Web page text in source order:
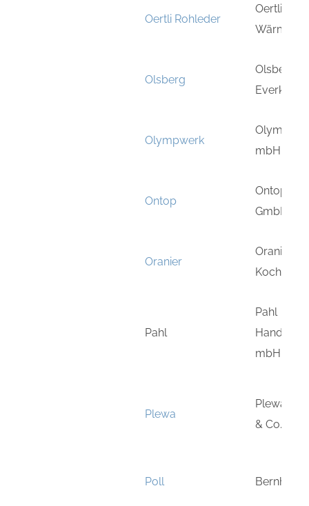
Oertli Rohleder
Oertli-
Olsberg
Olsberg
Everken
Olympwerk
Olymp-
mbH
Ontop
Ontop
GmbH
Oranier
Oranier
Pahl
Pahl
mbH
Plewa
Plewa
& Co. KG
Poll Bernhard